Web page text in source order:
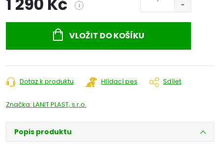
i
VLOŽIT DO KOŠÍKU
Dotaz k produktu Hlídací pes Sdílet
Značka: LANIT PLAST, s.r.o.
Popis produktu